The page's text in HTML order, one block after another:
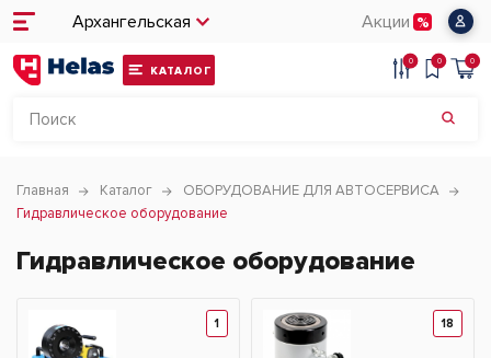
Архангельская Акции
КАТАЛОГ
0 0 0
Главная Каталог
ОБОРУДОВАНИЕ ДЛЯ АВТОСЕРВИСА
Гидравлическое оборудование
Гидравлическое оборудование
1 18